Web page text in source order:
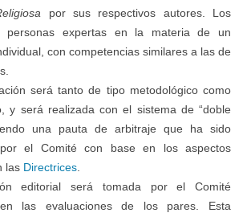
por sus respectivos autores. Los
personas expertas en la materia de un
con competencias similares a las de
será tanto de tipo metodológico como
y será realizada con el sistema de “doble
una pauta de arbitraje que ha sido
por el Comité con base en los aspectos
las Directrices
editorial será tomada por el Comité
en las evaluaciones de los pares. Esta